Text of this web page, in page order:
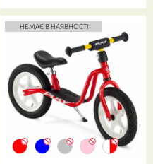
НЕМАЄ В НАЯВНОСТІ